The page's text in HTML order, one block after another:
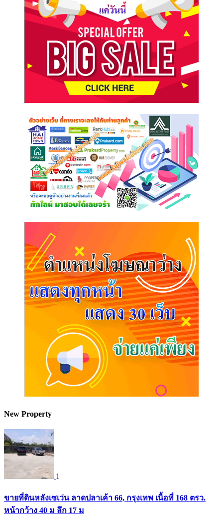
New Property
1
ขายที่ดินหลังเซเว่น ลาดปลาเค้า 66, กรุงเทพ เนื้อที่ 168 ตรว.
หน้ากว้าง 40 ม ลึก 17 ม